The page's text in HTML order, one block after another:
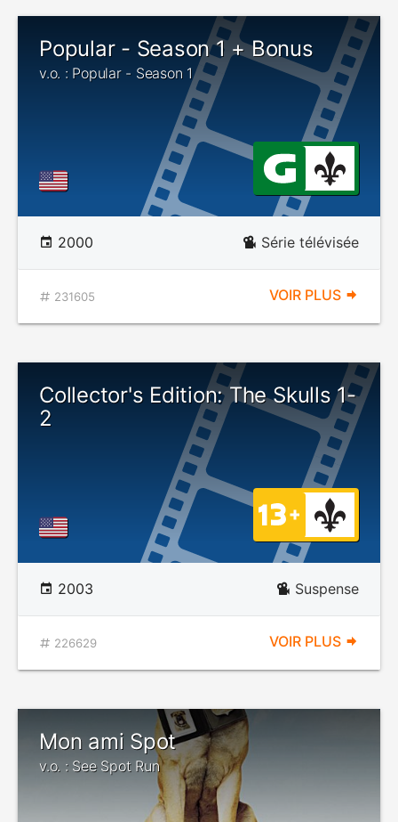
Popular - Season 1 + Bonus
v.o. : Popular - Season 1
2000 Série télévisée
231605 VOIR PLUS
Collector's Edition: The Skulls 1-
2
2003 Suspense
226629 VOIR PLUS
Mon ami Spot
v.o. : See Spot Run